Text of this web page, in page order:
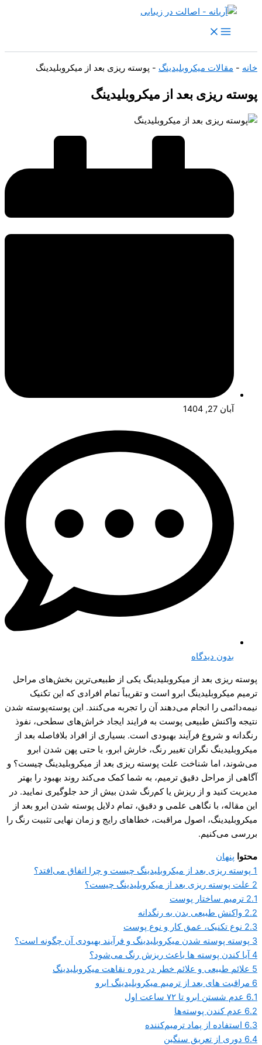
خانه-مقالات میکروبلیدینگ-پوسته ریزی بعد از میکروبلیدینگ
پوسته ریزی بعد از میکروبلیدینگ
آبان 27, 1404
بدون دیدگاه
پوسته ریزی بعد از میکروبلیدینگ یکی از طبیعی‌ترین بخش‌های مراحل
ترمیم میکروبلیدینگ ابرو است و تقریباً تمام افرادی که این تکنیک
نیمه‌دائمی را انجام می‌دهند آن را تجربه می‌کنند. این پوسته‌پوسته شدن
نتیجه واکنش طبیعی پوست به فرایند ایجاد خراش‌های سطحی، نفوذ
رنگدانه و شروع فرآیند بهبودی است. بسیاری از افراد بلافاصله بعد از
میکروبلیدینگ نگران تغییر رنگ، خارش ابرو، یا حتی پهن شدن ابرو
می‌شوند، اما شناخت علت پوسته ریزی بعد از میکروبلیدینگ چیست؟ و
آگاهی از مراحل دقیق ترمیم، به شما کمک می‌کند روند بهبود را بهتر
مدیریت کنید و از ریزش یا کم‌رنگ شدن بیش از حد جلوگیری نمایید. در
این مقاله، با نگاهی علمی و دقیق، تمام دلایل پوسته شدن ابرو بعد از
میکروبلیدینگ، اصول مراقبت، خطاهای رایج و زمان نهایی تثبیت رنگ را
بررسی می‌کنیم.
محتوا
پنهان
پوسته ریزی بعد از میکروبلیدینگ چیست و چرا اتفاق می‌افتد؟
علت پوسته ریزی بعد از میکروبلیدینگ چیست؟
2.1 ترمیم ساختار پوست
2.2 واکنش طبیعی بدن به رنگدانه
2.3 نوع تکنیک، عمق کار و نوع پوست
3 پوسته پوسته شدن میکروبلیدینگ و فرآیند بهبودی آن چگونه است؟
4 آیا کندن پوسته ها باعث ریزش رنگ می‌شود؟
علائم طبیعی و علائم خطر در دوره نقاهت میکروبلیدینگ
مراقبت های بعد از ترمیم میکروبلیدینگ ابرو
6.1 عدم شستن ابرو تا ۷۲ ساعت اول
6.2 عدم کندن پوسته‌ها
6.3 استفاده از پماد ترمیم‌کننده
6.4 دوری از تعریق سنگین